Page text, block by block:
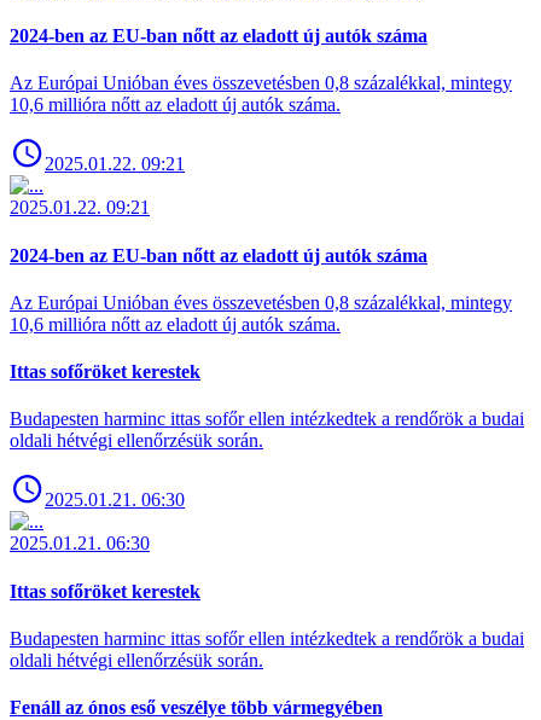
2024-ben az EU-ban nőtt az eladott új autók száma
Az Európai Unióban éves összevetésben 0,8 százalékkal, mintegy
10,6 millióra nőtt az eladott új autók száma.
2025.01.22. 09:21
2025.01.22. 09:21
2024-ben az EU-ban nőtt az eladott új autók száma
Az Európai Unióban éves összevetésben 0,8 százalékkal, mintegy
10,6 millióra nőtt az eladott új autók száma.
Ittas sofőröket kerestek
Budapesten harminc ittas sofőr ellen intézkedtek a rendőrök a budai
oldali hétvégi ellenőrzésük során.
2025.01.21. 06:30
2025.01.21. 06:30
Ittas sofőröket kerestek
Budapesten harminc ittas sofőr ellen intézkedtek a rendőrök a budai
oldali hétvégi ellenőrzésük során.
Fenáll az ónos eső veszélye több vármegyében